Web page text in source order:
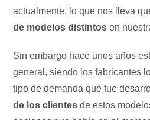
actualmente, lo que nos lleva
de modelos distintos en
Sin embargo hace unos años
general, siendo los fabricantes
tipo de demanda que fue
de los clientes de estos